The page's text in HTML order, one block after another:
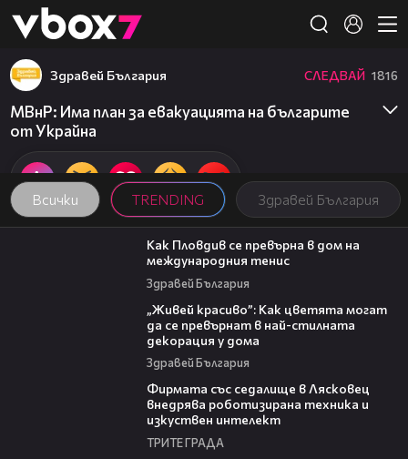
👾
Всички TRENDING Здравей България
Здравей България СЛЕДВАЙ 1816
МВнР: Има план за евакуацията на българите
от Украйна
03:09
Как Пловдив се превърна в дом на
международния тенис
Здравей България
„Живей красиво”: Как цветята могат
да се превърнат в най-стилната
декорация у дома
Здравей България
Фирмата със седалище в Лясковец
внедрява роботизирана техника и
изкуствен интелект
ТРИТЕ ГРАДА